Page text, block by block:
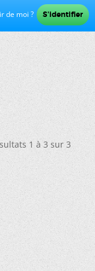
de moi ?
1 à 3 sur 3